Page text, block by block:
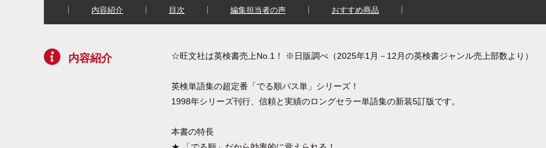
内容紹介 目次 編集担当者の声 おすすめ商品
内容紹介 ☆旺文社は英検書売上No.1！ ※日販調べ（2025年1月－12月の英検書ジャンル売上部数より）
英検単語集の超定番「でる順パス単」シリーズ！
1998年シリーズ刊行、信頼と実績のロングセラー単語集の新装5訂版です。
本書の特長